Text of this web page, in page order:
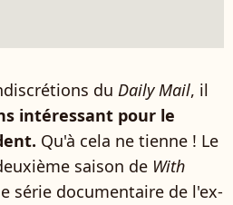
du Daily Mail, il
intéressant pour le
Qu'à cela ne tienne ! Le
saison de With
série documentaire de l'ex-